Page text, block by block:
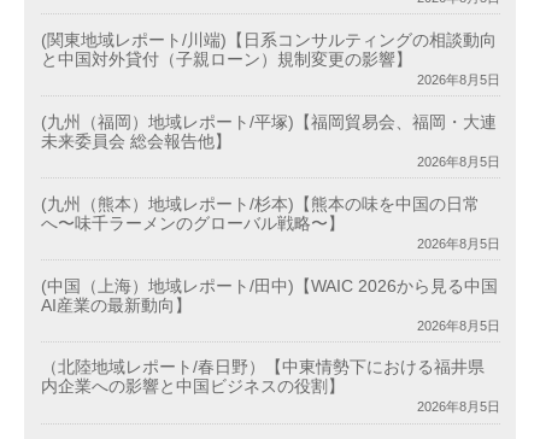
(関東地域レポート/川端)【日系コンサルティングの相談動向
と中国対外貸付（子親ローン）規制変更の影響】
2026年8月5日
(九州（福岡）地域レポート/平塚)【福岡貿易会、福岡・大連
未来委員会 総会報告他】
2026年8月5日
(九州（熊本）地域レポート/杉本)【熊本の味を中国の日常
へ〜味千ラーメンのグローバル戦略〜】
2026年8月5日
(中国（上海）地域レポート/田中)【WAIC 2026から見る中国
AI産業の最新動向】
2026年8月5日
（北陸地域レポート/春日野）【中東情勢下における福井県
内企業への影響と中国ビジネスの役割】
2026年8月5日